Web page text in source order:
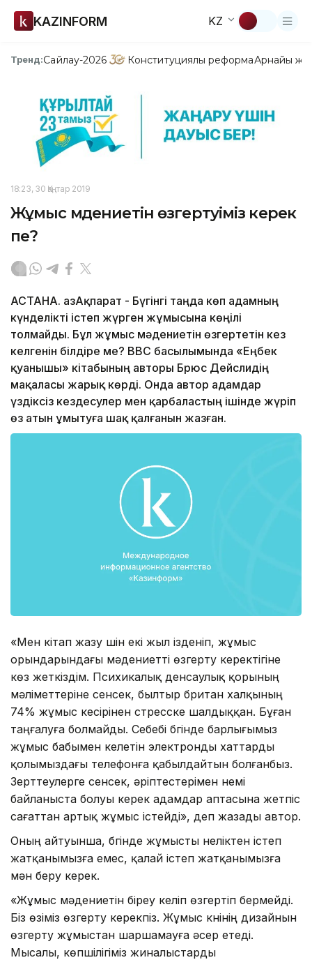
KAZINFORM KZ
Тренд:Сайлау-2026 Конституциялық реформаАрнайы
18:23, 30 Қаңтар 2019
Жұмыс мәдениетін өзгертуіміз керек
пе?
АСТАНА. ҚазАқпарат - Бүгінгі таңда көп адамның
күнделікті істеп жүрген жұмысына көңілі
толмайды. Бұл жұмыс мәдениетін өзгертетін кез
келгенін білдіре ме? ВВС басылымында «Еңбек
қуанышы» кітабының авторы Брюс Дейслидің
мақаласы жарық көрді. Онда автор адамдар
үздіксіз кездесулер мен қарбаластың ішінде жүріп
өз атын ұмытуға шақ қалғанын жазған.
«Мен кітап жазу үшін екі жыл ізденіп, жұмыс
орындарындағы мәдениетті өзгерту керектігіне
көз жеткіздім. Психикалық денсаулық қорының
мәліметтеріне сенсек, былтыр британ халқының
74% жұмыс кесірінен стресске шалдыққан. Бұған
таңғалуға болмайды. Себебі бүгінде барлығымыз
жұмыс бабымен келетін электронды хаттарды
қолымыздағы телефонға қабылдайтын болғанбыз.
Зерттеулерге сенсек, әріптестерімен үнемі
байланыста болуы керек адамдар аптасына жетпіс
сағаттан артық жұмыс істейді», деп жазады автор.
Оның айтуынша, бүгінде жұмысты неліктен істеп
жатқанымызға емес, қалай істеп жатқанымызға
мән беру керек.
«Жұмыс мәдениетін біреу келіп өзгертіп бермейді.
Біз өзіміз өзгерту керекпіз. Жұмыс күнінің дизайнын
өзгерту жұмыстан шаршамауға әсер етеді.
Мысалы, көпшілігіміз жиналыстарды